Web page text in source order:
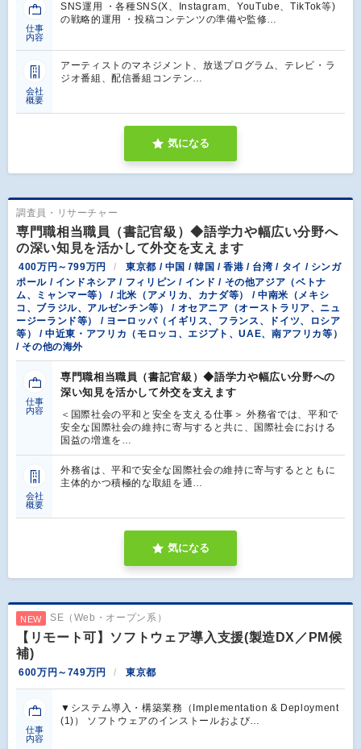
仕事
内容
SNS運用 ・各種SNS(X、Instagram、YouTube、TikTok等)
の戦略的運用 ・投稿コンテンツの準備や監修…
会社
概要
アーティストのマネジメント、放送プログラム、テレビ・ラ
ジオ番組、配信番組コンテン…
気になる
調査員・リサーチャー
専門職相当職員（書記官級）◆語学力や幅広い分野へ
の深い知見を活かして外交を支えます
400万円～799万円
東京都 / 中国 / 韓国 / 香港 / 台湾 / タイ / シンガ
ポール / インドネシア / フィリピン / インド / その他アジア（ベトナ
ム、ミャンマー等） / 北米（アメリカ、カナダ等） / 中南米（メキシ
コ、ブラジル、アルゼンチン等） / オセアニア（オーストラリア、ニュ
ージーランド等） / ヨーロッパ（イギリス、フランス、ドイツ、ロシア
等） / 中近東・アフリカ（モロッコ、エジプト、UAE、南アフリカ等）
/ その他の海外
仕事
内容
専門職相当職員（書記官級）◆語学力や幅広い分野への
深い知見を活かして外交を支えます
＜国際社会の平和と安全を支える仕事＞ 外務省では、平和で
安全な国際社会の維持に寄与すると共に、国際社会における
国益の増進を…
会社
概要
外務省は、平和で安全な国際社会の維持に寄与するとともに
主体的かつ積極的な取組を通…
気になる
NEW SE（Web・オープン系）
【リモート可】ソフトウェア導入支援(製造DX／PM候
補)
600万円～749万円 東京都
仕事
内容
▼システム導入・構築業務（Implementation & Deployment
(1)） ソフトウェアのインストールおよび…